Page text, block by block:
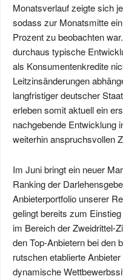
Monatsverlauf zeigte sich
sodass zur Monatsmitte
Prozent zu beobachten
durchaus typische
als Konsumentenkredite
Leitzinsänderungen
langfristiger deutscher
erleben somit aktuell ein
nachgebende Entwicklung
weiterhin anspruchsvollen
Im Juni bringt ein neuer
Ranking der
Anbieterportfolio unserer
gelingt bereits zum
im Bereich der Zweidrittel-
den Top-Anbietern bei den
rutschen etablierte
dynamische